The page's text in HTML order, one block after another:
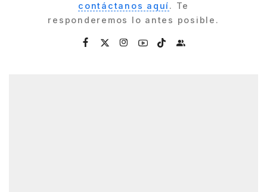
contáctanos aquí. Te
responderemos lo antes posible.